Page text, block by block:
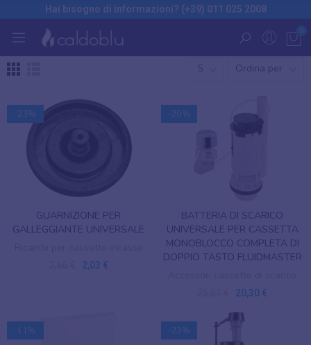
Hai bisogno di informazioni? (+39) 011 025 2008
0
5 Ordina per
-23%
GUARNIZIONE PER
GALLEGGIANTE UNIVERSALE
2,03 €
-20%
BATTERIA DI SCARICO
UNIVERSALE PER CASSETTA
MONOBLOCCO COMPLETA DI
DOPPIO TASTO FLUIDMASTER
20,30 €
-11% -23%